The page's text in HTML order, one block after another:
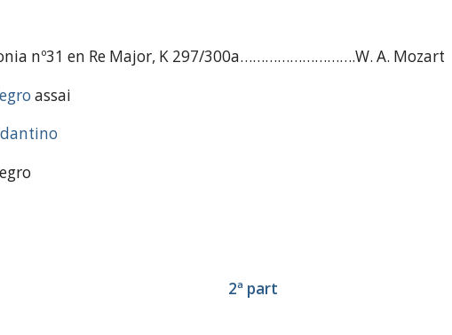
nº31 en Re Major, K 297/300a……………………….W. A. Mozart
assai
2ª part